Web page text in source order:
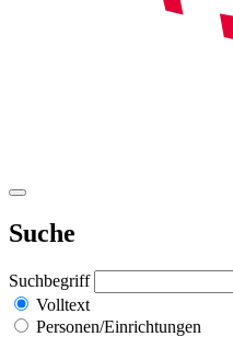
Suche
Suchbegriff
Volltext
Personen/Einrichtungen